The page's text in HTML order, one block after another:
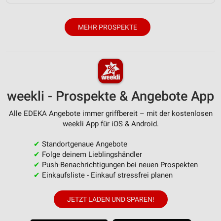
MEHR PROSPEKTE
weekli - Prospekte & Angebote App
Alle EDEKA Angebote immer griffbereit – mit der kostenlosen
weekli App für iOS & Android.
✔ Standortgenaue Angebote
✔ Folge deinem Lieblingshändler
✔ Push-Benachrichtigungen bei neuen Prospekten
✔ Einkaufsliste - Einkauf stressfrei planen
JETZT LADEN UND SPAREN!
personalisierter Inhalte
Messung der Performance von Inhalten
Analyse von Zielgruppen durch Statistiken oder
Kombinationen von Daten aus verschiedenen
Quellen
Entwicklung und Verbesserung der Angebote
Verwendung reduzierter Daten zur Auswahl von
Inhalten
IAB-Besonderheiten:
Verwendung genauer Standortdaten
Geräte anhand von aktiv angeforderten
Informationen identifizieren